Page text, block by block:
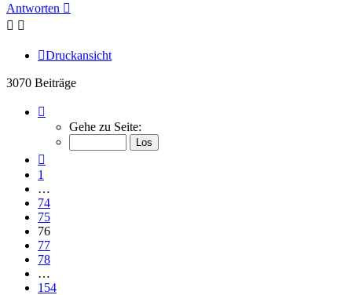
Antworten
Druckansicht
3070 Beiträge
76
von
Gehe zu Seite:
1
…
74
75
76
77
78
…
154